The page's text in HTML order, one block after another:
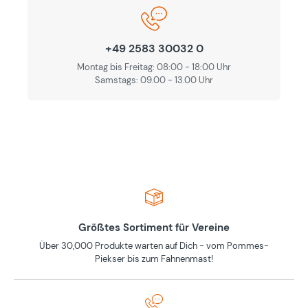
+49 2583 30032 0
Montag bis Freitag: 08:00 - 18:00 Uhr
Samstags: 09.00 - 13.00 Uhr
Größtes Sortiment für Vereine
Über 30,000 Produkte warten auf Dich - vom Pommes-
Piekser bis zum Fahnenmast!